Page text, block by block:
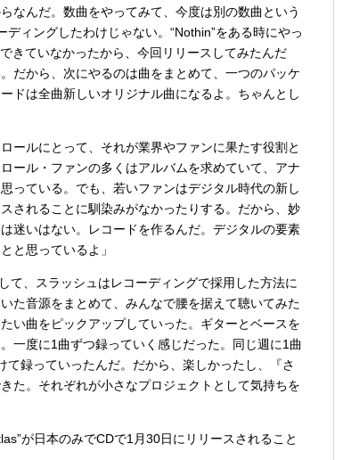
なんだ。数曲をやってみて、今度は別の数曲という
ィングしたわけじゃない。“Nothin”をある時にやっ
きていなかったから、今回リリースしてみたんだ
だから、次にやるのは曲をまとめて、一つのパッケ
ドは全曲新しいオリジナル曲になるよ。ちゃんとし
ールにとって、それが業界やファンに果たす役割と
ール・ファンの多くはアルバムを求めていて、アナ
っている。でも、若いファンはデジタル時代の新し
されることに馴染みがなかったりする。だから、妙
迷いはない。レコードを作るんだ。デジタルの要素
と思っているよ」
て、スラッシュはレコーディングで採用した方法に
た音源をまとめて、みんなで腰を据えて聴いてみた
い曲をピックアップしていった。ギターとベースを
一度に1曲ずつ録っていく感じだった。同じ週に1曲
録っていったんだ。だから、楽しかったし、『さ
た。それぞれが小さなプロジェクトとして気持ちを
が日本のみでCDで1月30日にリリースされること